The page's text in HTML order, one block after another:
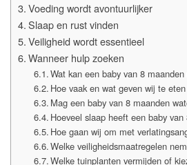
Voeding wordt avontuurlijker
Slaap en rust vinden
Veiligheid wordt essentieel
Wanneer hulp zoeken
Wat kan een baby van 8
Hoe vaak en wat geven wij te
Mag een baby van 8 maanden
Hoeveel slaap heeft een baby
Hoe gaan wij om met
Welke veiligheidsmaatregelen
Welke tuinplanten vermijden of